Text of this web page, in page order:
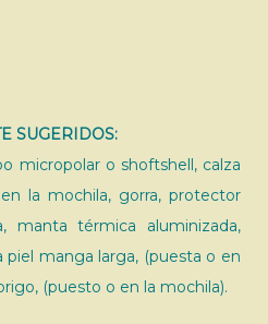
SUGERIDOS:
micropolar o shoftshell, calza
la mochila, gorra, protector
manta térmica aluminizada,
manga larga, (puesta o en
(puesto o en la mochila).